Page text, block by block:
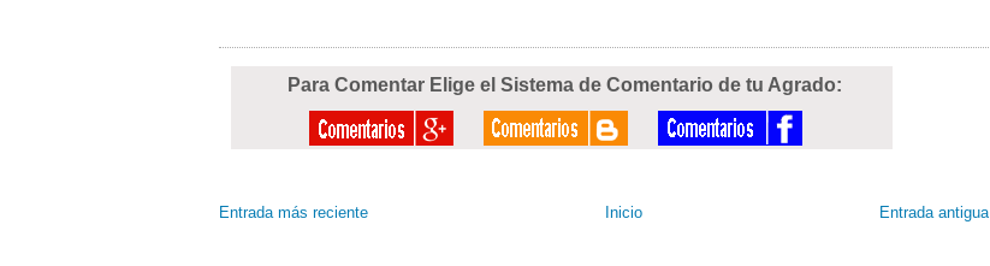
Para Comentar Elige el Sistema de Comentario de tu Agrado:
Entrada más reciente Entrada antigua
Inicio